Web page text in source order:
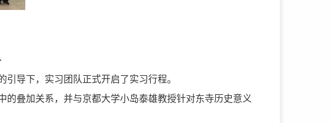
导下，实习团队正式开启了实习行程。
的叠加关系，并与京都大学小岛泰雄教授针对东寺历史意义